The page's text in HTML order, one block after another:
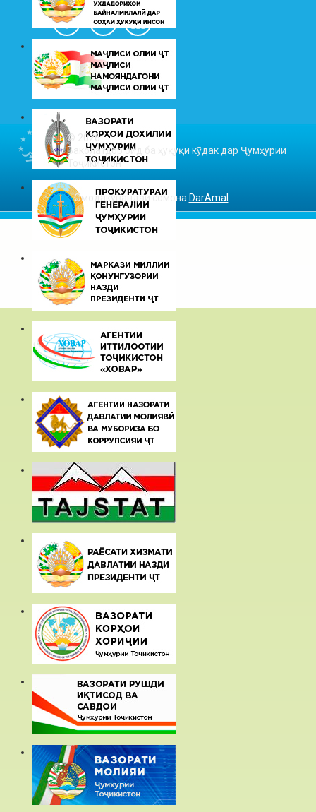
© 2026
Ваколатдор оид ба ҳуқуқи кӯдак дар Ҷумҳурии
Тоҷикистон
Омодакунандаи сомона DarAmal